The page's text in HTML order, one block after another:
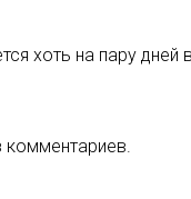
хоть на пару
комментариев.